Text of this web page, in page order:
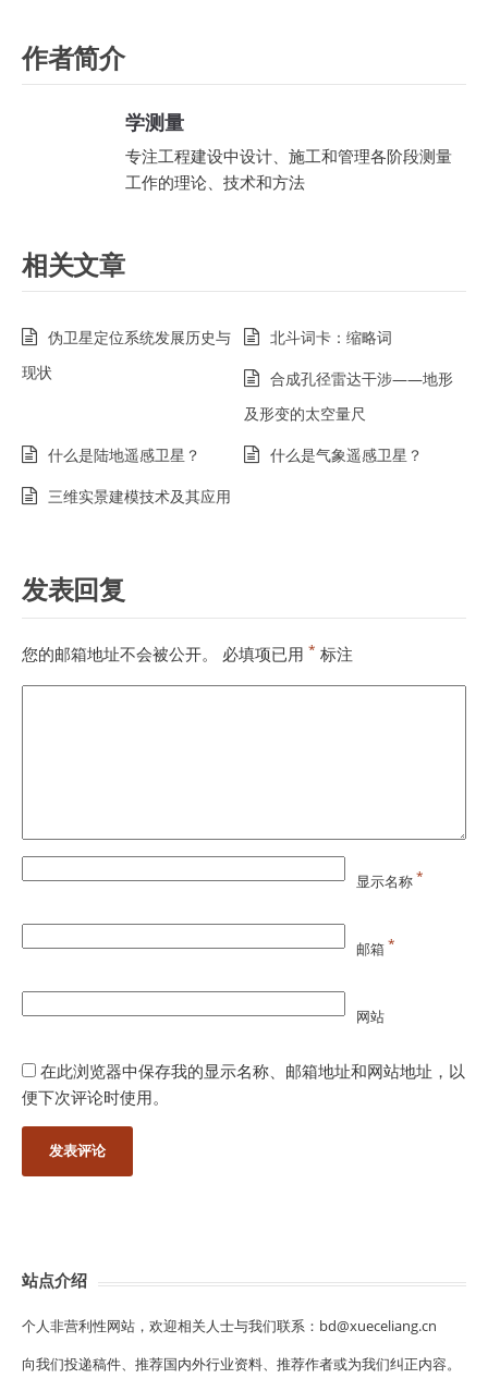
作者简介
学测量
专注工程建设中设计、施工和管理各阶段测量
工作的理论、技术和方法
相关文章
伪卫星定位系统发展历史与
现状
北斗词卡：缩略词
合成孔径雷达干涉——地形
及形变的太空量尺
什么是陆地遥感卫星？
什么是气象遥感卫星？
三维实景建模技术及其应用
发表回复
您的邮箱地址不会被公开。 必填项已用 * 标注
显示名称*
邮箱*
网站
在此浏览器中保存我的显示名称、邮箱地址和网站地址，以
便下次评论时使用。
站点介绍
个人非营利性网站，欢迎相关人士与我们联系：bd@xueceliang.cn
向我们投递稿件、推荐国内外行业资料、推荐作者或为我们纠正内容。